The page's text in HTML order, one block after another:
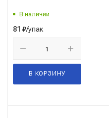
В наличии
81 ₽/упак
В КОРЗИНУ